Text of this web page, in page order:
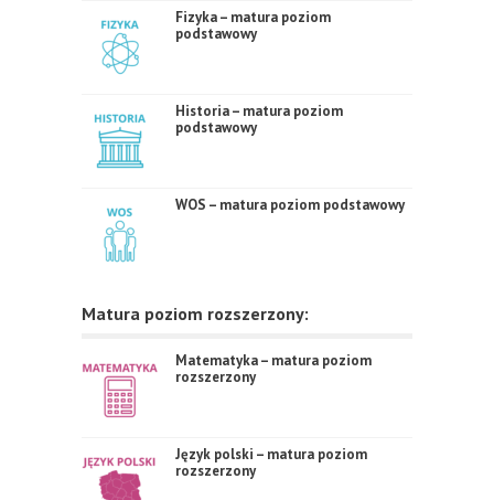
Fizyka – matura poziom
podstawowy
Historia – matura poziom
podstawowy
WOS – matura poziom podstawowy
Matura poziom rozszerzony:
Matematyka – matura poziom
rozszerzony
Język polski – matura poziom
rozszerzony